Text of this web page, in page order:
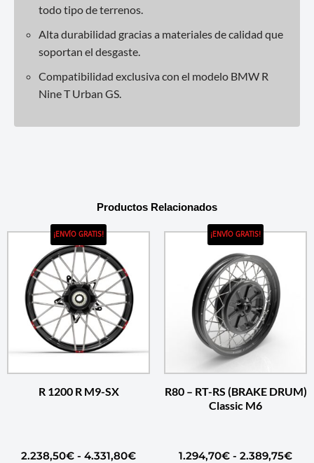
todo tipo de terrenos.
Alta durabilidad gracias a materiales de calidad que
soportan el desgaste.
Compatibilidad exclusiva con el modelo BMW R
Nine T Urban GS.
Productos Relacionados
¡ENVÍO GRATIS!
R 1200 R M9-SX
2.238,50€ - 4.331,80€
¡ENVÍO GRATIS!
R80 – RT-RS (BRAKE DRUM)
Classic M6
1.294,70€ - 2.389,75€